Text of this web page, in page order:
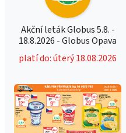
Akční leták Globus 5.8. -
18.8.2026 - Globus Opava
platí do: úterý 18.08.2026